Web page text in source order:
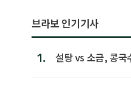
브라보 인기기사
1. 설탕 vs 소금, 콩국